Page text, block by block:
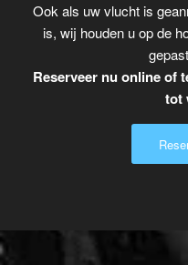
Ook als uw vlucht is
is, wij houden u op de
Reserveer nu online of
tot